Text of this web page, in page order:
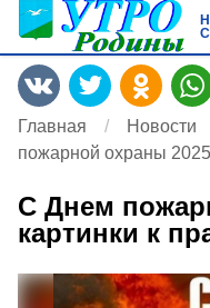
Главная Новости
пожарной охраны
С Днем
картинки к